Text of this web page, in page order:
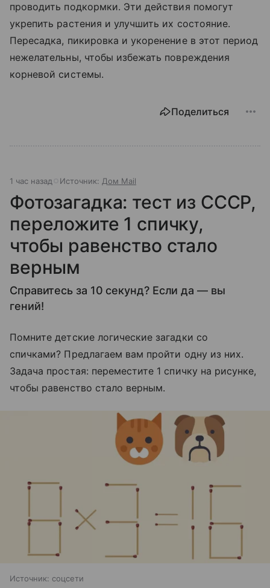
проводить подкормки. Эти действия помогут
укрепить растения и улучшить их состояние.
Пересадка, пикировка и укоренение в этот период
нежелательны, чтобы избежать повреждения
корневой системы.
Поделиться
1 час назад Источник: Дом Mail
Фотозагадка: тест из СССР,
переложите 1 спичку,
чтобы равенство стало
верным
Справитесь за 10 секунд? Если да — вы
гений!
Помните детские логические загадки со
спичками? Предлагаем вам пройти одну из них.
Задача простая: переместите 1 спичку на рисунке,
чтобы равенство стало верным.
Источник: соцсети